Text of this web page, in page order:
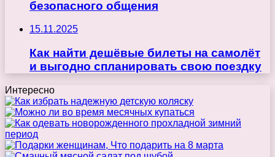
безопасного общения
15.11.2025
Как найти дешёвые билеты на самолёт
и выгодно спланировать свою поездку
Интересно